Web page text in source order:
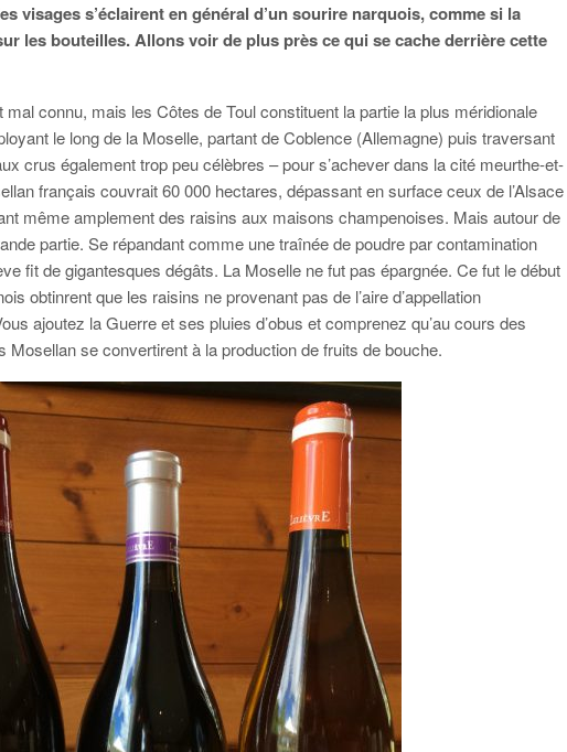
visages s’éclairent en général d’un sourire narquois, comme si la
les bouteilles. Allons voir de plus près ce qui se cache derrière cette
mal connu, mais les Côtes de Toul constituent la partie la plus méridionale
le long de la Moselle, partant de Coblence (Allemagne) puis traversant
crus également trop peu célèbres – pour s’achever dans la cité meurthe-et-
français couvrait 60 000 hectares, dépassant en surface ceux de l’Alsace
même amplement des raisins aux maisons champenoises. Mais autour de
partie. Se répandant comme une traînée de poudre par contamination
fit de gigantesques dégâts. La Moselle ne fut pas épargnée. Ce fut le début
obtinrent que les raisins ne provenant pas de l’aire d’appellation
ajoutez la Guerre et ses pluies d’obus et comprenez qu’au cours des
Mosellan se convertirent à la production de fruits de bouche.